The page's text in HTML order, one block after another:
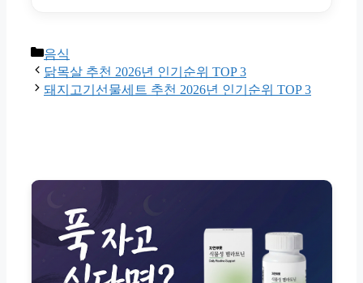
Categories
음식
닭목살 추천 2026년 인기순위 TOP 3
돼지고기선물세트 추천 2026년 인기순위 TOP 3